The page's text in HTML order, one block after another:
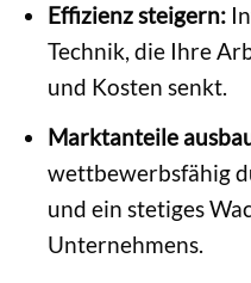
Effizienz steigern:
Technik, die Ihre
und Kosten senkt.
Marktanteile
wettbewerbsfähig
und ein stetiges
Unternehmens.